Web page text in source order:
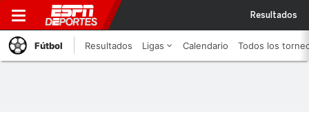
Resultados
Fútbol Resultados Ligas Calendario Todos los